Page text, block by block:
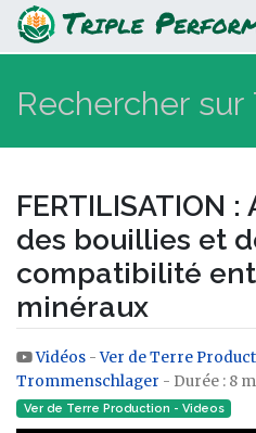
FERTILISATION
bouillies et de la
entre éléments
FERTILISATION
des bouillies et
compatibilité
minéraux
Aller à :navigation,
Vidéos -Ver de Terre
Trommenschlager - Durée : 8
Ver de Terre Production - Videos